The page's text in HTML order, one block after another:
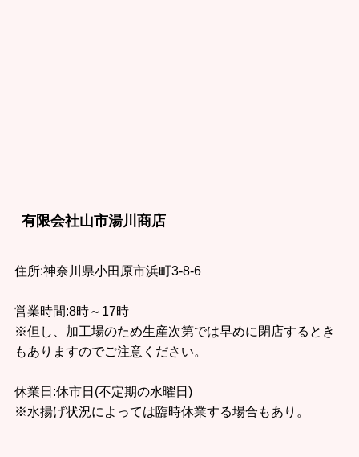
有限会社山市湯川商店
住所:神奈川県小田原市浜町3-8-6
営業時間:8時～17時
※但し、加工場のため生産次第では早めに閉店するとき
もありますのでご注意ください。
休業日:休市日(不定期の水曜日)
※水揚げ状況によっては臨時休業する場合もあり。